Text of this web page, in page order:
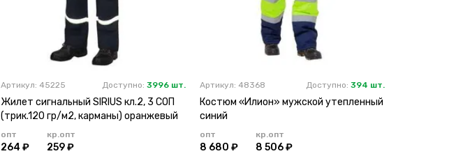
Артикул: 45225 Доступно: 3996 шт.
Жилет сигнальный SIRIUS кл.2, 3 СОП
(трик.120 гр/м2, карманы) оранжевый
опт
264 ₽
кр.опт
259 ₽
Артикул: 48368 Доступно: 394 шт.
Костюм «Илион» мужской утепленный
синий
опт
8 680 ₽
кр.опт
8 506 ₽